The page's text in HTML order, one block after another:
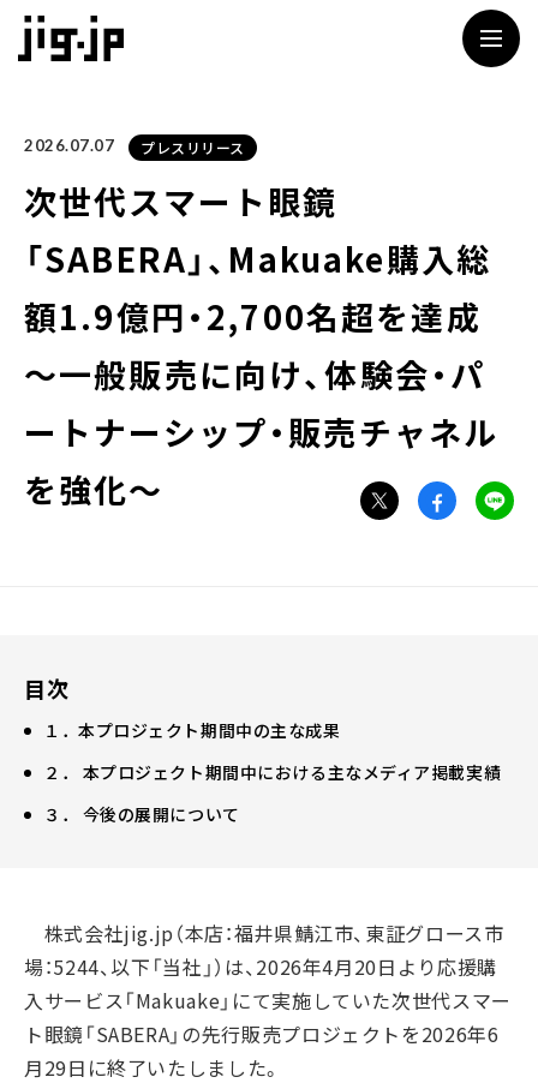
2026.07.07 プレスリリース
次世代スマート眼鏡
「SABERA」、Makuake購入総
額1.9億円・2,700名超を達成
～一般販売に向け、体験会・パ
ートナーシップ・販売チャネル
を強化～
目次
１．本プロジェクト期間中の主な成果
２． 本プロジェクト期間中における主なメディア掲載実績
３． 今後の展開について
株式会社jig.jp（本店：福井県鯖江市、東証グロース市
場：5244、以下「当社」）は、2026年4月20日より応援購
入サービス「Makuake」にて実施していた次世代スマー
ト眼鏡「SABERA」の先行販売プロジェクトを2026年6
月29日に終了いたしました。